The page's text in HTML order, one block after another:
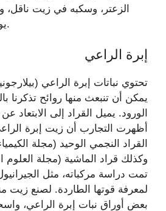
يومًا، ثم تصفيته بمنخل.
إبرة الراعي
تحتوي نباتات إبرة الراعي
يمكن أن تنبعث منها روائح تذكرنا
الورود. يميل القراد إلى الابتعاد
أظهرت التجارب أن زيت إبرة
القراد النجمي الوحيد (مجلة
وكذلك قراد الماشية (مجلة العلوم
تمت دراسة مركباته، مثل
لمعرفة قوتها الطاردة. لصنع زيت
بعض أوراق نبات إبرة الراعي،